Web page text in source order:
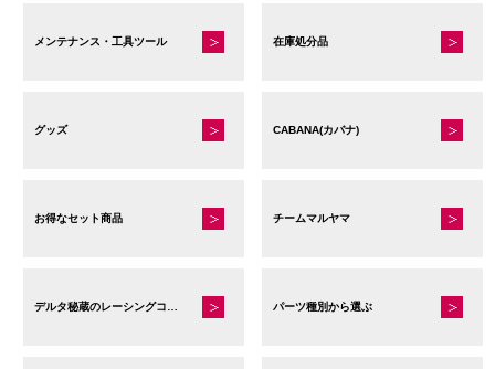
メンテナンス・工具ツール 在庫処分品
グッズ CABANA(カバナ)
お得なセット商品 チームマルヤマ
パーツ種別から選ぶ